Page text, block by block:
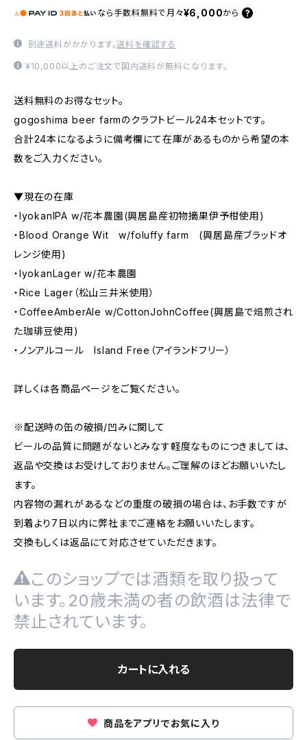
なら 手数料無料で 月々¥6,000から
別途送料がかかります。送料を確認する
¥10,000以上のご注文で国内送料が無料になります。
送料無料のお得なセット。
gogoshima beer farmのクラフトビール24本セットです。
合計24本になるように備考欄にて在庫があるものから希望の本
数をご入力ください。
▼現在の在庫
・IyokanIPA w/花本農園(興居島産初物摘果伊予柑使用)
・Blood Orange Wit w/foluffy farm (興居島産ブラッドオ
レンジ使用)
・IyokanLager w/花本農園
・Rice Lager（松山三井米使用）
・CoffeeAmberAle w/CottonJohnCoffee(興居島で焙煎され
た珈琲豆使用)
・ノンアルコール Island Free（アイランドフリー）
詳しくは各商品ページをご覧ください。
※配送時の缶の破損/凹みに関して
ビールの品質に問題がないとみなす軽度なものにつきましては、
返品や交換はお受けしておりません。ご理解のほどお願いいたし
ます。
内容物の漏れがあるなどの重度の破損の場合は、お手数ですが
到着より7日以内に弊社までご連絡をお願いいたします。
交換もしくは返品にて対応させていただきます。
このショップでは酒類を取り扱って
います。20歳未満の者の飲酒は法律で
禁止されています。
カートに入れる
商品をアプリでお気に入り